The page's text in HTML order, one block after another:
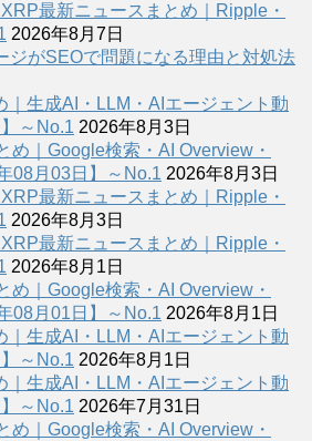
最新ニュースまとめ｜Ripple・
2026年8月7日
ジがSEOで問題になる理由と対処法
｜生成AI・LLM・AIエージェント動
～No.1 2026年8月3日
め｜Google検索・AI Overview・
08月03日】～No.1 2026年8月3日
最新ニュースまとめ｜Ripple・
2026年8月3日
最新ニュースまとめ｜Ripple・
2026年8月1日
め｜Google検索・AI Overview・
08月01日】～No.1 2026年8月1日
｜生成AI・LLM・AIエージェント動
～No.1 2026年8月1日
｜生成AI・LLM・AIエージェント動
～No.1 2026年7月31日
め｜Google検索・AI Overview・